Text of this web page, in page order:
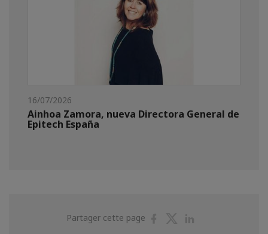
16/07/2026
Ainhoa Zamora, nueva Directora General de
Epitech España
Partager cette page
PartagerPartager